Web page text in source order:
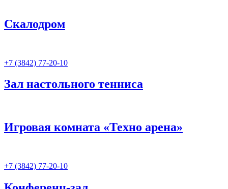
Скалодром
+7 (3842) 77-20-10
Зал настольного тенниса
Игровая комната «Техно арена»
+7 (3842) 77-20-10